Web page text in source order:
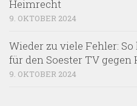
Heimrecht
9. OKTOBER 2024
Wieder zu viele Fehler:
für den Soester TV gegen
9. OKTOBER 2024